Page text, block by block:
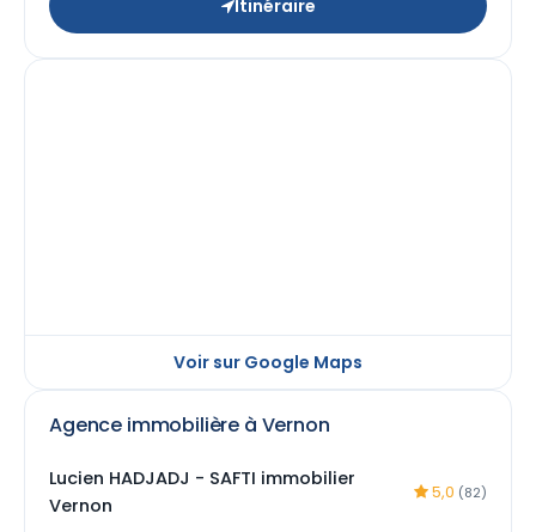
Itinéraire
Voir sur Google Maps
Agence immobilière à Vernon
Lucien HADJADJ - SAFTI immobilier
Vernon
5,0 (82)